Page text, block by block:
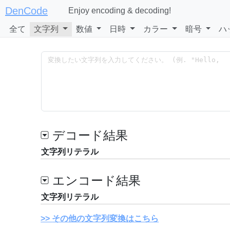
DenCode Enjoy encoding & decoding!
全て 文字列 数値 日時 カラー 暗号 ハ
デコード結果
文字列リテラル
エンコード結果
文字列リテラル
その他の文字列変換はこちら